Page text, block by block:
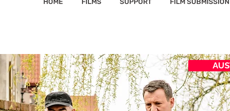
HOME FILMS SUPPORT FILM SUBMISSION